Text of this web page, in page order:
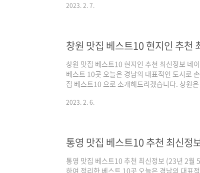
레이스 순위를 반영하여 선정하였으며, 각 포
2023. 2. 7.
창원 맛집 베스트10 현지인 추천
창원 맛집 베스트10 현지인 추천 최신정보
베스트 10곳 오늘은 경남의 대표적인 도시로
집 베스트10 으로 소개해드리겠습니다. 창원
인 선정 기준은 3대 검색 포털인 네이버(50%)
2023. 2. 6.
통영 맛집 베스트10 추천 최신정
통영 맛집 베스트10 추천 최신정보 (23년 2
하여 정리한 베스트 10곳 오늘은 경남의 대표